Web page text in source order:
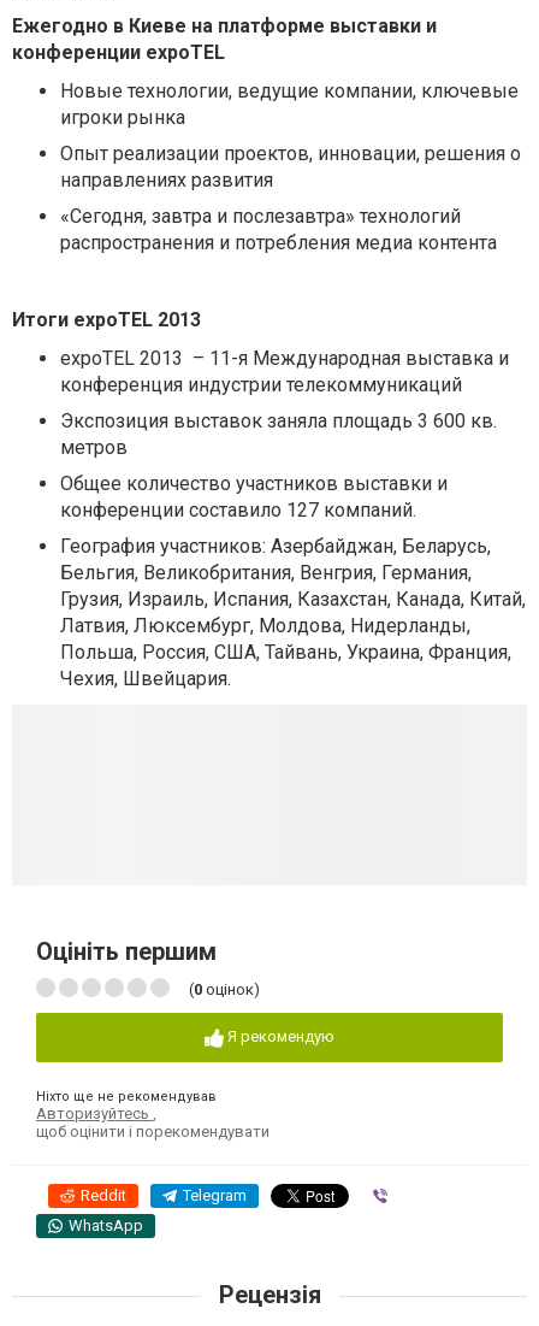
Ежегодно в Киеве на платформе выставки и
конференции expoTEL
Новые технологии, ведущие компании, ключевые
игроки рынка
Опыт реализации проектов, инновации, решения о
направлениях развития
«Сегодня, завтра и послезавтра» технологий
распространения и потребления медиа контента
Итоги expoTEL 2013
expoTEL 2013 – 11-я Международная выставка и
конференция индустрии телекоммуникаций
Экспозиция выставок заняла площадь 3 600 кв.
метров
Общее количество участников выставки и
конференции составило 127 компаний.
География участников: Азербайджан, Беларусь,
Бельгия, Великобритания, Венгрия, Германия,
Грузия, Израиль, Испания, Казахстан, Канада, Китай,
Латвия, Люксембург, Молдова, Нидерланды,
Польша, Россия, США, Тайвань, Украина, Франция,
Чехия, Швейцария.
Оцініть першим
(0 оцінок)
Я рекомендую
Ніхто ще не рекомендував
Авторизуйтесь
щоб оцінити і порекомендувати
Reddit Telegram
WhatsApp
Рецензія